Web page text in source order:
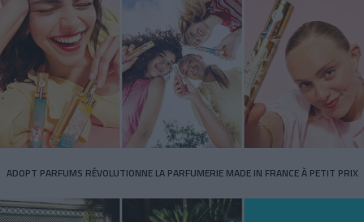
ADOPT PARFUMS RÉVOLUTIONNE LA PARFUMERIE MADE IN FRANCE À PETIT PRIX